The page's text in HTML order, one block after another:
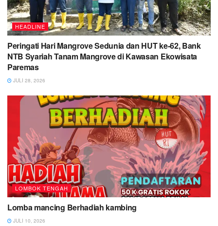
HEADLINE
Peringati Hari Mangrove Sedunia dan HUT ke-62, Bank
NTB Syariah Tanam Mangrove di Kawasan Ekowisata
Paremas
JULI 28, 2026
LOMBOK TENGAH
Lomba mancing Berhadiah kambing
JULI 10, 2026